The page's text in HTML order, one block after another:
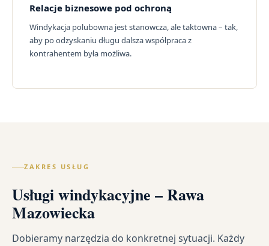
Relacje biznesowe pod ochroną
Windykacja polubowna jest stanowcza, ale taktowna – tak,
aby po odzyskaniu długu dalsza współpraca z
kontrahentem była możliwa.
ZAKRES USŁUG
Usługi windykacyjne – Rawa
Mazowiecka
Dobieramy narzędzia do konkretnej sytuacji. Każdy